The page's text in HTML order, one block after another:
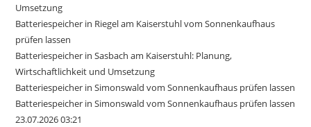
Umsetzung
Batteriespeicher in Riegel am Kaiserstuhl vom Sonnenkaufhaus
prüfen lassen
Batteriespeicher in Sasbach am Kaiserstuhl: Planung,
Wirtschaftlichkeit und Umsetzung
Batteriespeicher in Simonswald vom Sonnenkaufhaus prüfen lassen
Batteriespeicher in Simonswald vom Sonnenkaufhaus prüfen lassen
23.07.2026 03:21